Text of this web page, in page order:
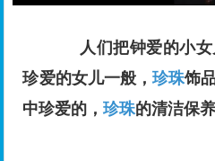
人们把钟爱的小
珍爱的女儿一般， 珍珠饰
中珍爱的，珍珠的清洁保